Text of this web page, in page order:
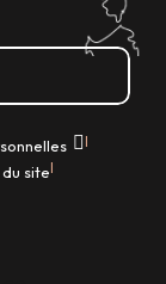
|
site|